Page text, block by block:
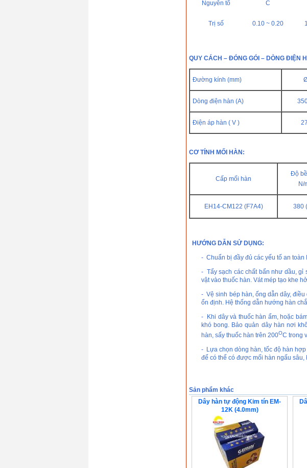
Nguyên tố C
Trị số 0.10 ~ 0.20
QUY CÁCH – ĐÓNG GÓI – DÒNG ĐIỆN
Đường kính (mm)
Dòng điện hàn (A)
Điện áp hàn ( V )
CƠ TÍNH MỐI HÀN:
Cấp mối hàn
Độ
N/
EH14-CM122 (F7A4) 380
HƯỚNG DẪN SỬ DỤNG:
- Chuẩn bị đầy đủ các yếu tố an
- Tẩy sạch các chất bẩn như dầu, gỉ
vật vào thuốc hàn. Vát mép tạo khe
- Vệ sinh bép hàn, ống dẫn dây,
ổn định. Hệ thống dẫn hướng hàn
- Khi dây và thuốc hàn ẩm, hoặc
khó bong. Bảo quản dây hàn nơi
hàn, sấy thuốc hàn trên 200OC trong
- Lựa chọn dòng hàn, tốc độ hàn
để có thể có được mối hàn ngấu sâu,
Sản phẩm khác
Dây hàn tự động Kim tín EM-
12K (4.0mm)